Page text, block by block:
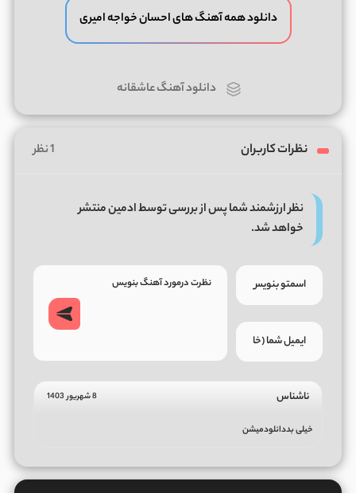
دانلود همه آهنگ های احسان خواجه امیری
دانلود آهنگ عاشقانه
نظرات کاربران 1 نظر
نظر ارزشمند شما پس از بررسی توسط ادمین منتشر
خواهد شد.
ناشناس 8 شهریور 1403
خیلی بددانلودمیشن